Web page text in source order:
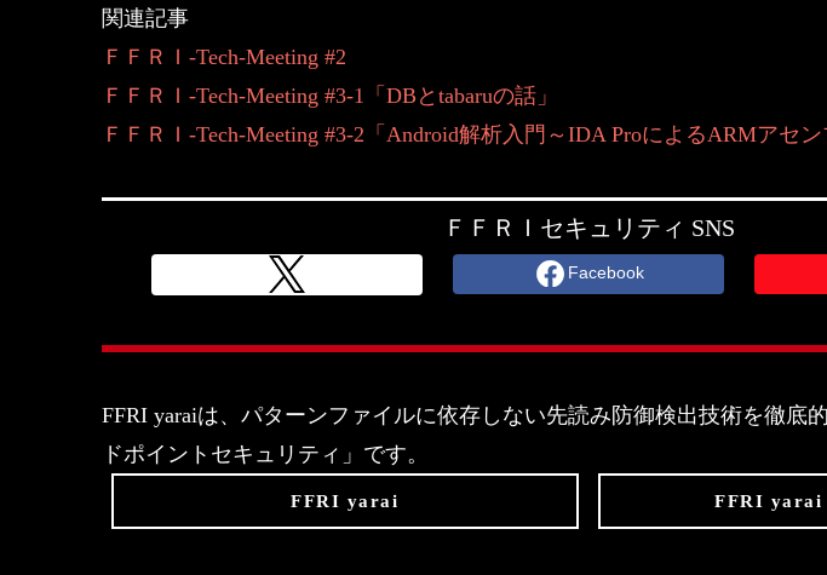
関連記事
ＦＦＲＩ-Tech-Meeting #2
ＦＦＲＩ-Tech-Meeting #3-1「DBとtabaruの話」
ＦＦＲＩ-Tech-Meeting #3-2「Android解析入門～IDA ProによるARMアセン
ＦＦＲＩセキュリティ SNS
Facebook
FFRI yaraiは、パターンファイルに依存しない先読み防御検出技術を徹底
ドポイントセキュリティ」です。
FFRI yarai FFRI yarai